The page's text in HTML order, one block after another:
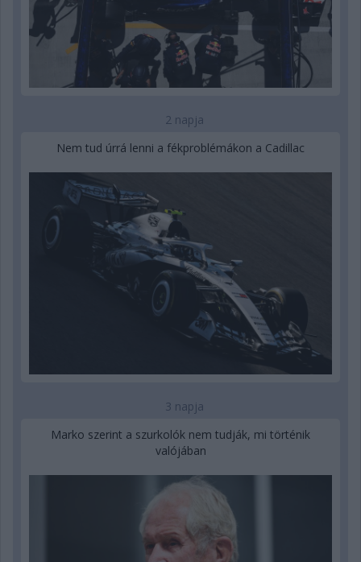
2 napja
Nem tud úrrá lenni a fékproblémákon a Cadillac
3 napja
Marko szerint a szurkolók nem tudják, mi történik
valójában